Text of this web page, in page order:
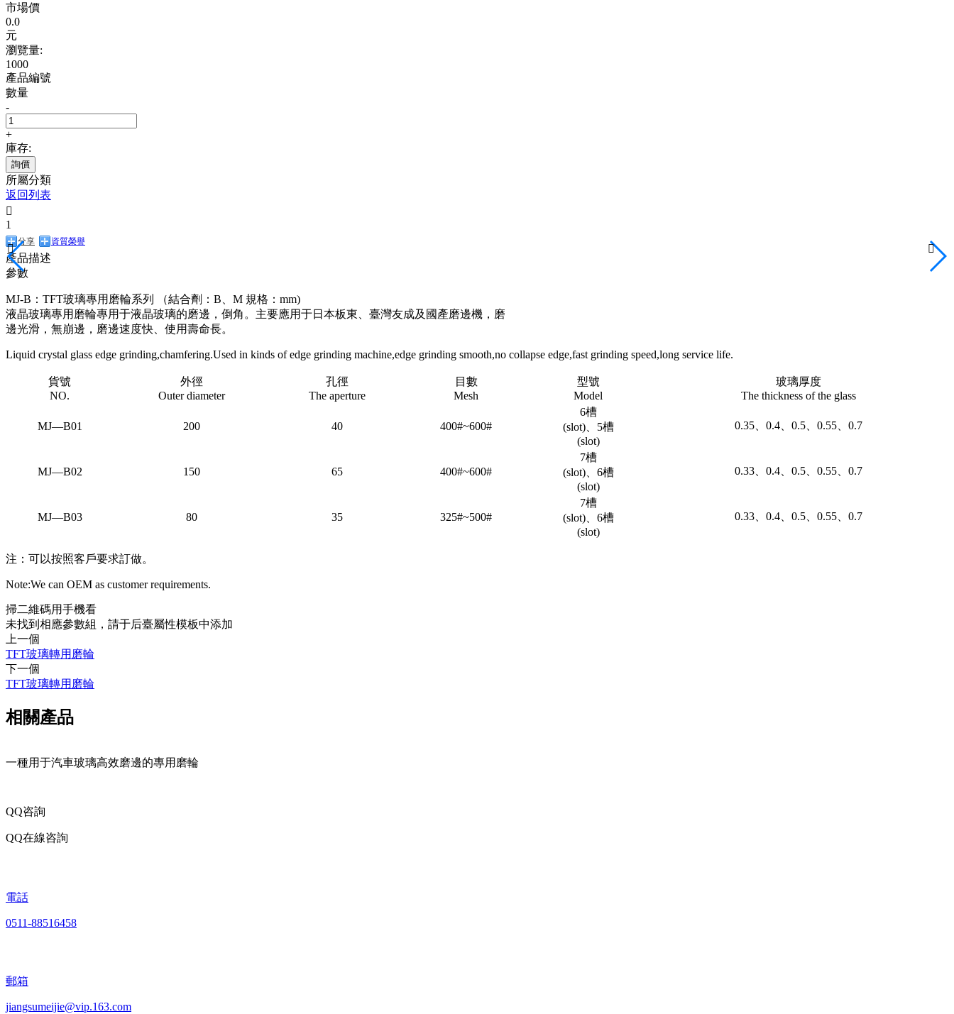
市場價
0.0
元
瀏覽量:
1000
產品編號
數量
-
+
庫存:
詢價
所屬分類
返回列表

1
分享 資質榮譽
產品描述
參數
MJ-B：TFT玻璃專用磨輪系列 （結合劑：B、M 規格：mm)
液晶玻璃專用磨輪專用于液晶玻璃的磨邊，倒角。主要應用于日本板東、臺灣友成及國產磨邊機，磨
邊光滑，無崩邊，磨邊速度快、使用壽命長。
Liquid crystal glass edge grinding,chamfering.Used in kinds of edge grinding machine,edge grinding smooth,no collapse edge,fast grinding speed,long service life.
貨號
NO.
外徑
Outer diameter
孔徑
The aperture
目數
Mesh
型號
Model
玻璃厚度
The thickness of the glass
MJ—B01 200 40 400#~600#
6槽
(slot)、5槽
(slot)
0.35、0.4、0.5、0.55、0.7
MJ—B02 150 65 400#~600#
7槽
(slot)、6槽
(slot)
0.33、0.4、0.5、0.55、0.7
MJ—B03 80 35 325#~500#
7槽
(slot)、6槽
(slot)
0.33、0.4、0.5、0.55、0.7
注：可以按照客戶要求訂做。
Note:We can OEM as customer requirements.
掃二維碼用手機看
未找到相應參數組，請于后臺屬性模板中添加
上一個
TFT玻璃轉用磨輪
下一個
TFT玻璃轉用磨輪
相關產品
一種用于汽車玻璃高效磨邊的專用磨輪
 
QQ咨詢
QQ在線咨詢
電話
0511-88516458
郵箱
jiangsumeijie@vip.163.com